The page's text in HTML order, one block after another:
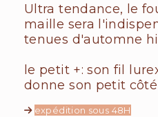
Ultra tendance, le
maille sera
tenues d'automne
le petit +: son fil
donne son petit
expédition sous 48H